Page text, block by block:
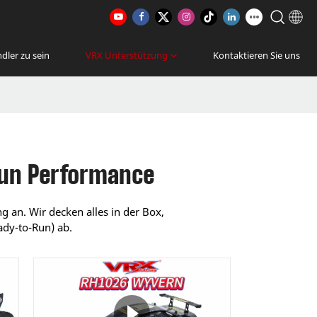
zu sein VRX Unterstützung Kontaktieren Sie uns
Performance
an. Wir decken alles in der Box,
to-Run) ab.